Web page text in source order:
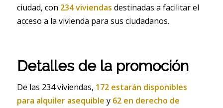
ciudad, con 234 viviendas destinadas a facilitar el
acceso a la vivienda para sus ciudadanos.
Detalles de la promoción
De las 234 viviendas, 172 estarán disponibles
para alquiler asequible y 62 en derecho de